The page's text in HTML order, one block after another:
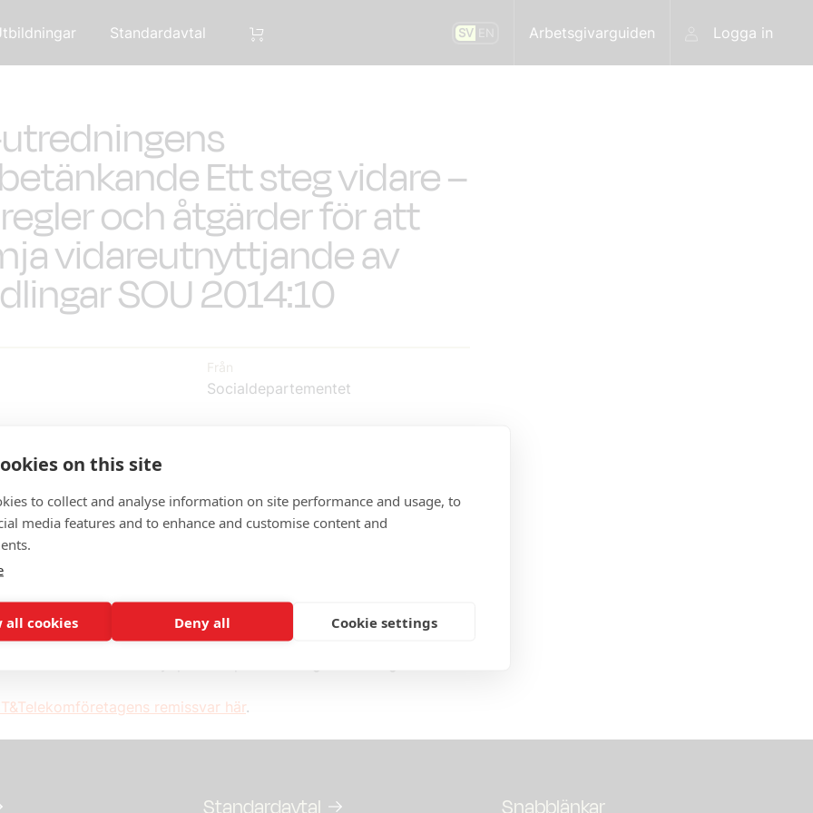
Standardavtal SV Arbetsgivarguiden Logga in
Ett steg vidare –
och åtgärder för att
vidareutnyttjande av
SOU 2014:10
Från
Socialdepartementet
00:00:00
synpunkter på PSIutredningen (SOU 2014:10).
inkom från Socialdepartementet
tackar för möjligheten att inkomma med synpunkter. Vi
den pågående utredningen haft ett flertal kontakter med utredaren
branschråd för öppna data.1
remissvar här.
on this site
to collect and analyse information on site performance and usage, to
media features and to enhance and customise content and
all cookies Deny all Cookie settings